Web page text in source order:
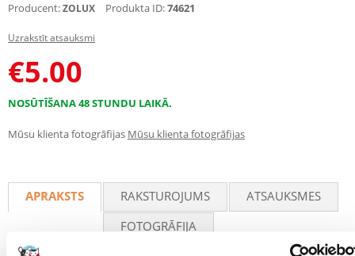
Producent:ZOLUX Produkta ID:74621
Uzrakstīt atsauksmi
€5.00
NOSŪTĪŠANA 48 STUNDU LAIKĀ.
Mūsu klienta fotogrāfijas Mūsu klienta fotogrāfijas
APRAKSTS RAKSTUROJUMS
ATSAUKSMES
FOTOGRĀFIJA